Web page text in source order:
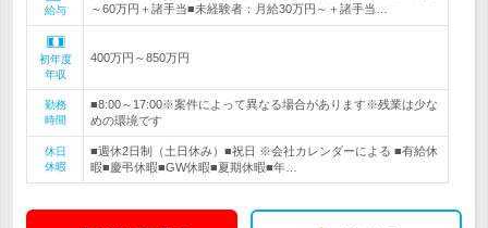
給与
～60万円＋諸手当■未経験者：月給30万円～＋諸手当…
初年度
年収
400万円～850万円
勤務
時間
■8:00～17:00※案件によって異なる場合があります※残業は少な
めの環境です
休日
休暇
■週休2日制（土日休み）■祝日 ※会社カレンダーによる ■有給休
暇■慶弔休暇■GW休暇■夏期休暇■年…